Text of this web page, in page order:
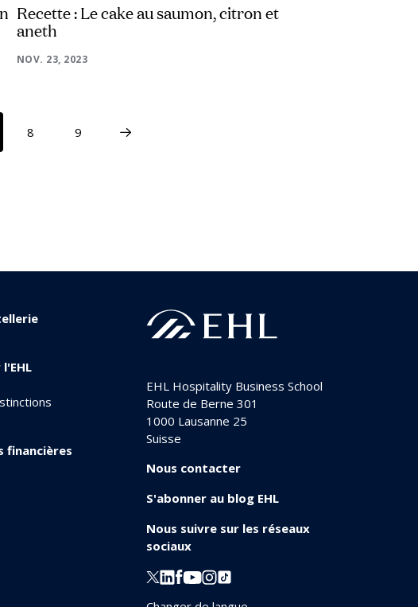
Recette : Le cake au saumon, citron et
aneth
NOV. 23, 2023
8 9
financières
EHL Hospitality Business School
Route de Berne 301
1000 Lausanne 25
Suisse
Nous contacter
S'abonner au blog EHL
Nous suivre sur les réseaux
sociaux